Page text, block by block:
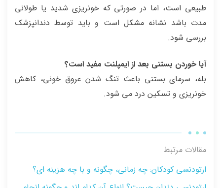
طبیعی است، اما در صورتی که خونریزی شدید یا طولانی
مدت باشد نشانه مشکل است و باید توسط دندانپزشک
بررسی شود.
آیا خوردن بستنی بعد از ايمپلنت مفيد است؟
بله، سرمای بستنی باعث تنگ شدن عروق خونی، کاهش
خونریزی و تسکین درد می شود.
مقالات مرتبط
ارتودنسی کودکان: چه زمانی، چگونه و با چه هزینه ‌ای؟